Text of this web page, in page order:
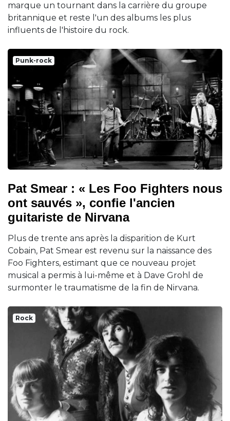
marque un tournant dans la carrière du groupe
britannique et reste l'un des albums les plus
influents de l'histoire du rock.
Punk-rock
Pat Smear : « Les Foo Fighters nous
ont sauvés », confie l'ancien
guitariste de Nirvana
Plus de trente ans après la disparition de Kurt
Cobain, Pat Smear est revenu sur la naissance des
Foo Fighters, estimant que ce nouveau projet
musical a permis à lui-même et à Dave Grohl de
surmonter le traumatisme de la fin de Nirvana.
Rock